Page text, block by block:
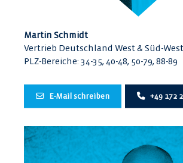
Martin Schmidt
Vertrieb Deutschland West & Süd-West
PLZ-Bereiche: 34-35, 40-48, 50-79, 88-89
E-Mail schreiben +49 172